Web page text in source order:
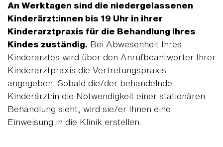
An Werktagen sind die niedergelassenen
Kinderärzt:innen bis 19 Uhr in ihrer
Kinderarztpraxis für die Behandlung Ihres
Kindes zuständig. Bei Abwesenheit Ihres
Kinderarztes wird über den Anrufbeantworter Ihrer
Kinderarztpraxis die Vertretungspraxis
angegeben. Sobald die/der behandelnde
Kinderärzt:in die Notwendigkeit einer stationären
Behandlung sieht, wird sie/er Ihnen eine
Einweisung in die Klinik erstellen.